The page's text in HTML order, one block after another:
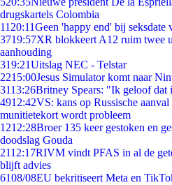
drugskartels Colombia
11 20:11Geen 'happy end' bij seksdate
3719:57XR blokkeert A12 ruim twee
aanhouding
319:21Uitslag NEC - Telstar
2215:00Jesus Simulator komt naar
3113:26Britney Spears: "Ik geloof dat
4912:42VS: kans op Russische
munitietekort wordt probleem
1212:28Broer 135 keer gestoken en
doodslag Gouda
2112:17RIVM vindt PFAS in al de
blijft advies
6108/08EU bekritiseert Meta en